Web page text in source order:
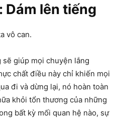
Dám lên tiếng
vô can.
giúp mọi chuyện lắng
chất điều này chỉ khiến mọi
đi và dừng lại, nó hoàn toàn
khỏi tổn thương của những
bất kỳ mối quan hệ nào, sự